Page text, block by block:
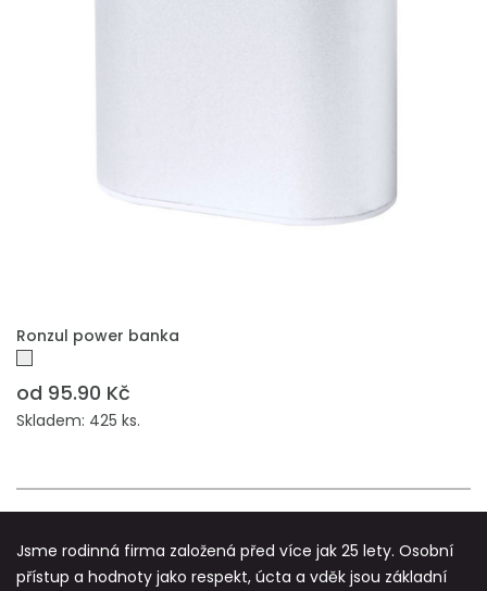
PŘIDAT DO POPTÁVKY
Ronzul power banka
od 95.90 Kč
Skladem: 425 ks.
Jsme rodinná firma založená před více jak 25 lety. Osobní
přístup a hodnoty jako respekt, úcta a vděk jsou základní